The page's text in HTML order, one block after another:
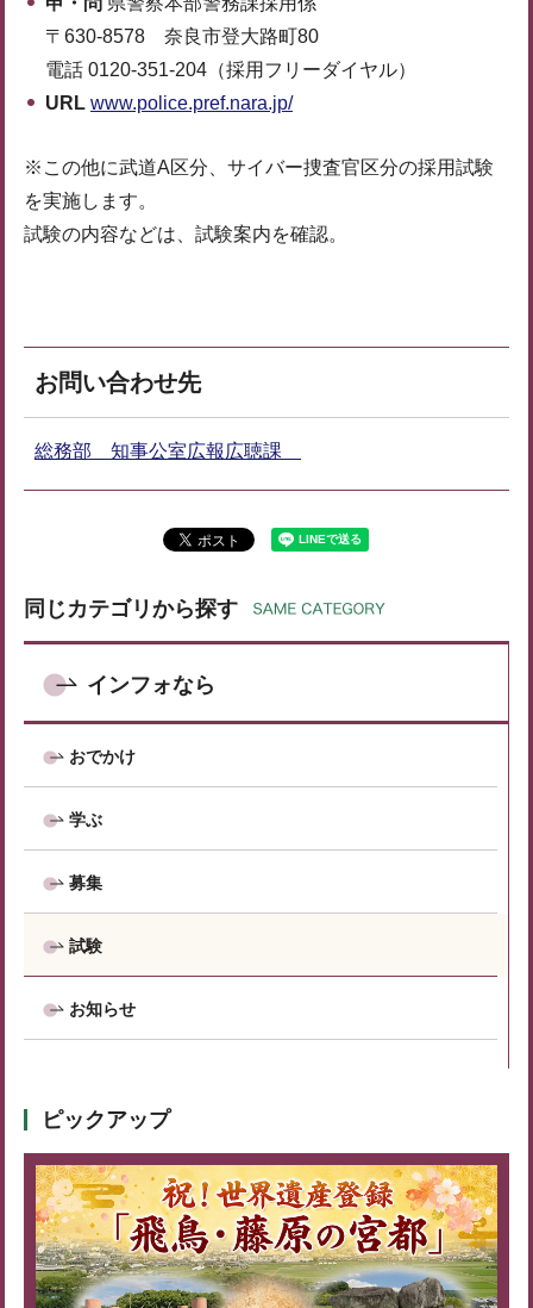
〒630-8578 奈良市登大路町80
電話 0120-351-204（採用フリーダイヤル）
URL www.police.pref.nara.jp/
※この他に武道A区分、サイバー捜査官区分の採用試験
を実施します。
試験の内容などは、試験案内を確認。
お問い合わせ先
総務部 知事公室広報広聴課
同じカテゴリから探す
インフォなら
おでかけ
学ぶ
募集
試験
お知らせ
ピックアップ